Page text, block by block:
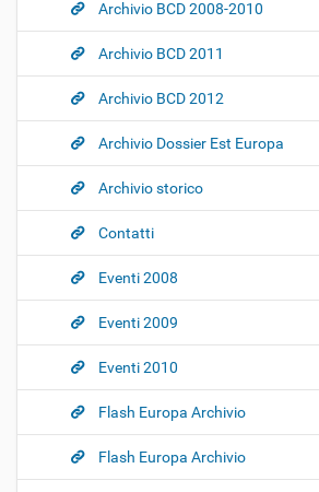
Archivio BCD 2008-2010
Archivio BCD 2011
Archivio BCD 2012
Archivio Dossier Est Europa
Archivio storico
Contatti
Eventi 2008
Eventi 2009
Eventi 2010
Flash Europa Archivio
Flash Europa Archivio